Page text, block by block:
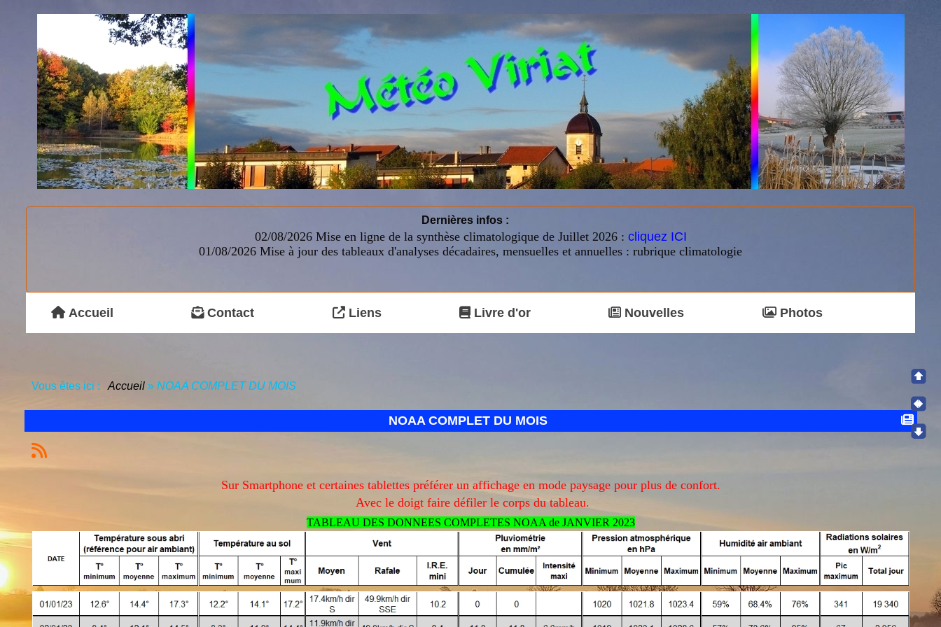
Dernières infos :
02/08/2026 Mise en ligne de la synthèse climatologique de Juillet 2026 : cliquez ICI
01/08/2026 Mise à jour des tableaux d'analyses décadaires, mensuelles et annuelles : rubrique climatologie
Accueil Contact Liens Livre d'or Nouvelles Photos
Vous êtes ici : Accueil » NOAA COMPLET DU MOIS
NOAA COMPLET DU MOIS
Sur Smartphone et certaines tablettes préférer un affichage en mode paysage pour plus de confort.
Avec le doigt faire défiler le corps du tableau.
TABLEAU DES DONNEES COMPLETES NOAA de JANVIER 2023